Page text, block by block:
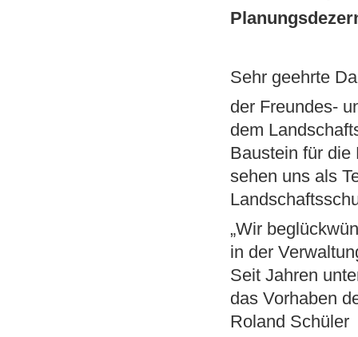
Sehr geehrte
der Freundes-
dem
Baustein für die
sehen uns als
„Wir
in der
Seit Jahren
das Vorhaben
Roland Schüler